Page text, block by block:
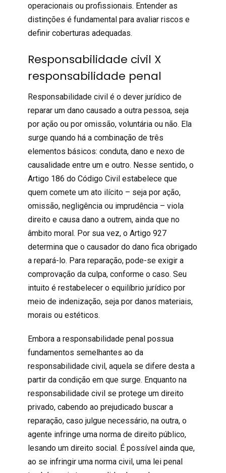
operacionais ou profissionais. Entender as
distinções é fundamental para avaliar riscos e
definir coberturas adequadas.
Responsabilidade civil X
responsabilidade penal
Responsabilidade civilé o dever jurídico de
reparar um dano causado a outra pessoa, seja
por ação ou por omissão, voluntária ou não. Ela
surge quando há a combinação de três
elementos básicos: conduta, dano e nexo de
causalidade entre um e outro. Nesse sentido, o
Artigo 186 do Código Civil estabelece que
quem comete um ato ilícito – seja por ação,
omissão, negligência ou imprudência – viola
direito e causa dano a outrem, ainda que no
âmbito moral. Por sua vez, o Artigo 927
determina que o causador do dano fica obrigado
a repará-lo. Para reparação, pode-se exigir a
comprovação da culpa, conforme o caso. Seu
intuito é restabelecer o equilíbrio jurídico por
meio de indenização, seja por danos materiais,
morais ou estéticos.
Embora a responsabilidade penal possua
fundamentos semelhantes ao da
responsabilidade civil, aquela se difere desta a
partir da condição em que surge. Enquanto na
responsabilidade civilse protege um direito
privado, cabendo ao prejudicado buscar a
reparação, caso julgue necessário, na outra, o
agente infringe uma norma de direito público,
lesando um direito social. É possível ainda que,
ao se infringir uma norma civil, uma lei penal